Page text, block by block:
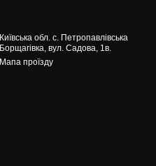
Київська обл. с. Петропавлівська
Борщагівка, вул. Садова, 1в.
Мапа проїзду